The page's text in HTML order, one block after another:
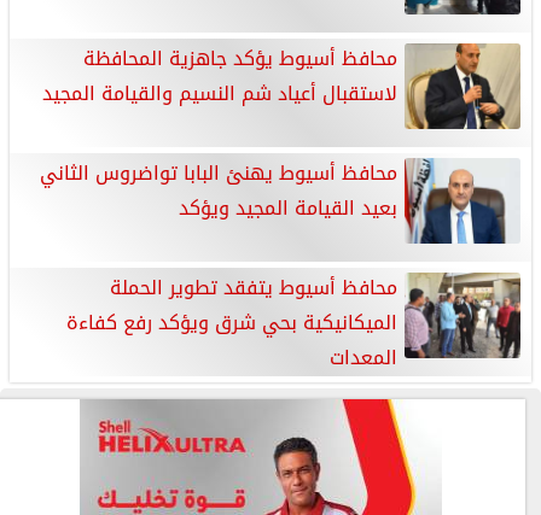
محافظ أسيوط يؤكد جاهزية المحافظة
لاستقبال أعياد شم النسيم والقيامة المجيد
محافظ أسيوط يهنئ البابا تواضروس الثاني
بعيد القيامة المجيد ويؤكد
محافظ أسيوط يتفقد تطوير الحملة
الميكانيكية بحي شرق ويؤكد رفع كفاءة
المعدات